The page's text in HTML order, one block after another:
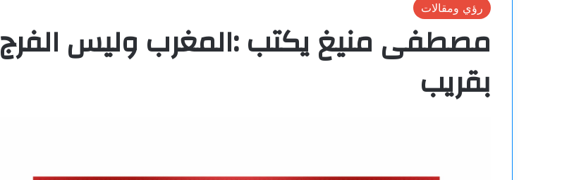
رؤي ومقالات
مصطفى منيغ يكتب :المغرب وليس الفرج
بقريب